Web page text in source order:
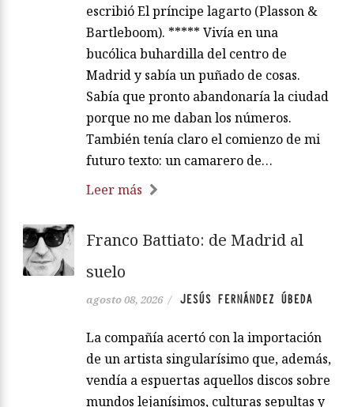
escribió El príncipe lagarto (Plasson &
Bartleboom). ***** Vivía en una
bucólica buhardilla del centro de
Madrid y sabía un puñado de cosas.
Sabía que pronto abandonaría la ciudad
porque no me daban los números.
También tenía claro el comienzo de mi
futuro texto: un camarero de…
Leer más
Franco Battiato: de Madrid al
suelo
agosto 08, 2026 / JESÚS FERNÁNDEZ ÚBEDA
La compañía acertó con la importación
de un artista singularísimo que, además,
vendía a espuertas aquellos discos sobre
mundos lejanísimos, culturas sepultas y